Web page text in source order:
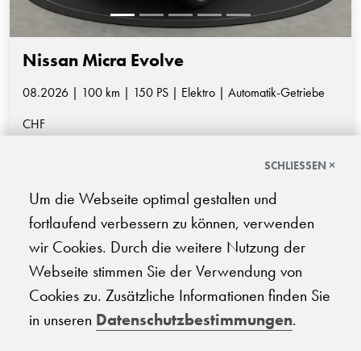
Nissan Micra Evolve
08.2026 | 100 km | 150 PS | Elektro | Automatik-Getriebe
CHF
34'200.-
4 5 6 7 8 9 10
SCHLIESSEN ×
Um die Webseite optimal gestalten und
fortlaufend verbessern zu können, verwenden
wir Cookies. Durch die weitere Nutzung der
Webseite stimmen Sie der Verwendung von
Cookies zu. Zusätzliche Informationen finden Sie
in unseren Datenschutzbestimmungen.